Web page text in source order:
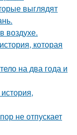
выглядят
воздухе.
которая
на два года и
не отпускает